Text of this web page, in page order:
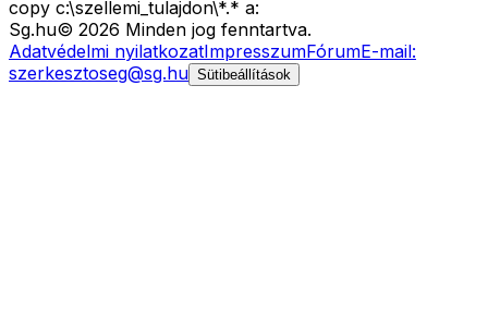
copy c:\szellemi_tulajdon\*.* a:
Sg.hu© 2026 Minden jog fenntartva.
Adatvédelmi nyilatkozatImpresszumFórumE-mail:
szerkesztoseg@sg.hu Sütibeállítások